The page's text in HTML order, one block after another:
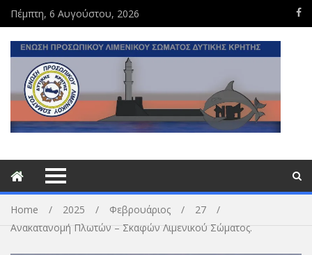
Πέμπτη, 6 Αυγούστου, 2026
Home 2025 Φεβρουάριος
27
Ανακατανομή Πλωτών – Σκαφών Λιμενικού Σώματος.